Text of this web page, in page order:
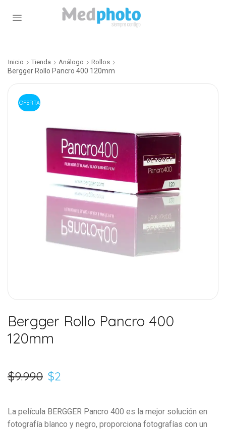
Inicio Tienda Análogo Rollos
Bergger Rollo Pancro 400 120mm
OFERTA
Bergger Rollo Pancro 400
120mm
$9.990 $2
La película BERGGER Pancro 400 es la mejor solución en
fotografía blanco y negro, proporciona fotografías con un